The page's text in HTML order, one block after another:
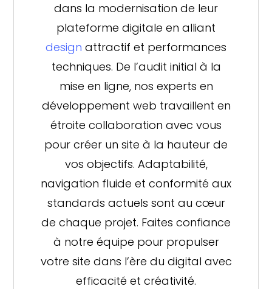
dans la modernisation de leur
plateforme digitale en alliant
design attractif et performances
techniques. De l’audit initial à la
mise en ligne, nos experts en
développement web travaillent en
étroite collaboration avec vous
pour créer un site à la hauteur de
vos objectifs. Adaptabilité,
navigation fluide et conformité aux
standards actuels sont au cœur
de chaque projet. Faites confiance
à notre équipe pour propulser
votre site dans l’ère du digital avec
efficacité et créativité.